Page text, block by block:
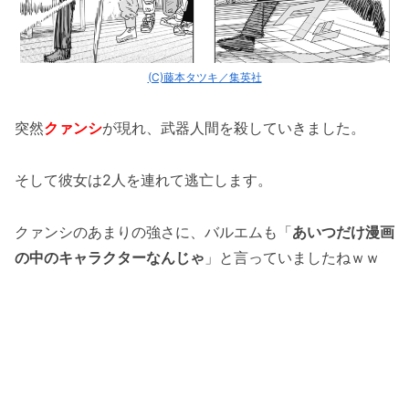
(C)藤本タツキ／集英社
突然クァンシが現れ、武器人間を殺していきました。
そして彼女は2人を連れて逃亡します。
クァンシのあまりの強さに、バルエムも「あいつだけ漫画
の中のキャラクターなんじゃ 」と言っていましたねｗｗ